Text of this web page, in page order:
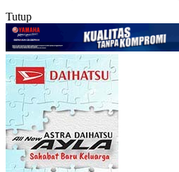
Tutup